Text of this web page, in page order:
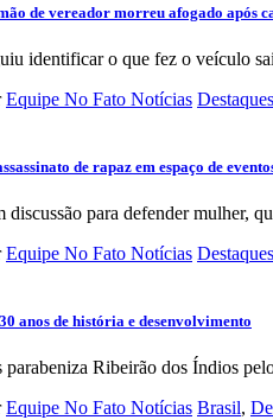
de vereador morreu afogado após
identificar o que fez o veículo
Equipe No Fato Notícias Destaques
de rapaz em espaço de
discussão para defender mulher,
Equipe No Fato Notícias Destaques
anos de história e desenvolvimento
Ribeirão dos Índios
Equipe No Fato Notícias Brasil,